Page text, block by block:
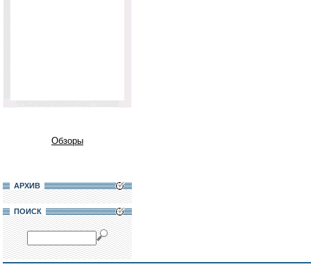
Обзоры
АРХИВ
ПОИСК